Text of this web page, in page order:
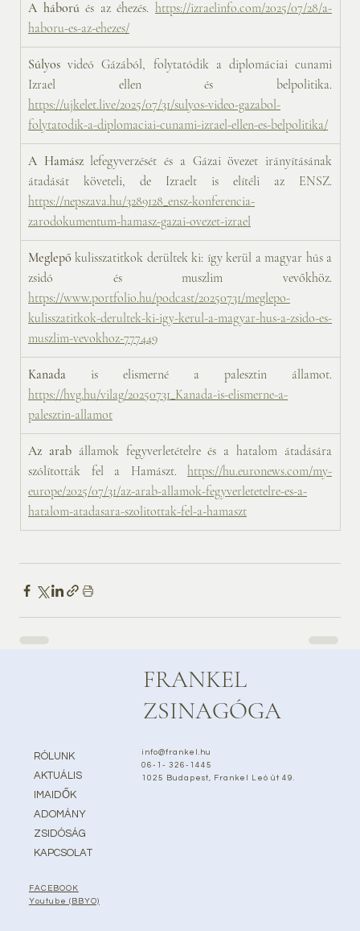
A háború és az éhezés. https://izraelinfo.com/2025/07/28/a-
haboru-es-az-ehezes/
Súlyos videó Gázából, folytatódik a diplomáciai cunami
https://ujkelet.live/2025/07/31/sulyos-video-gazabol-
folytatodik-a-diplomaciai-cunami-izrael-ellen-es-belpolitika/
A Hamász lefegyverzését és a Gázai övezet irányításának
https://nepszava.hu/3289128_ensz-konferencia-
zarodokumentum-hamasz-gazai-ovezet-izrael
Meglepő kulisszatitkok derültek ki: így kerül a magyar hús a
https://www.portfolio.hu/podcast/20250731/meglepo-
kulisszatitkok-derultek-ki-igy-kerul-a-magyar-hus-a-zsido-es-
muszlim-vevokhoz-777449
Kanada
https://hvg.hu/vilag/20250731_Kanada-is-elismerne-a-
palesztin-allamot
Az arab államok fegyverletételre és a hatalom átadására
szólították fel a Hamászt. https://hu.euronews.com/my-
europe/2025/07/31/az-arab-allamok-fegyverletetelre-es-a-
hatalom-atadasara-szolitottak-fel-a-hamaszt
FRANKEL
ZSINAGÓGA
RÓLUNK
AKTUÁLIS
IMAIDŐK
ADOMÁNY
ZSIDÓSÁG
KAPCSOLAT
info@frankel.hu
06-1- 326-1445
1025 Budapest, Frankel Leó út 49.
FACEBOOK
Youtube (BBYO)